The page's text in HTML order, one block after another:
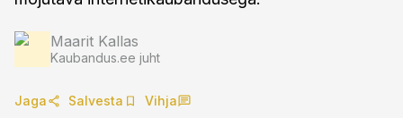
Maarit Kallas
Kaubandus.ee juht
Jaga Salvesta Vihja